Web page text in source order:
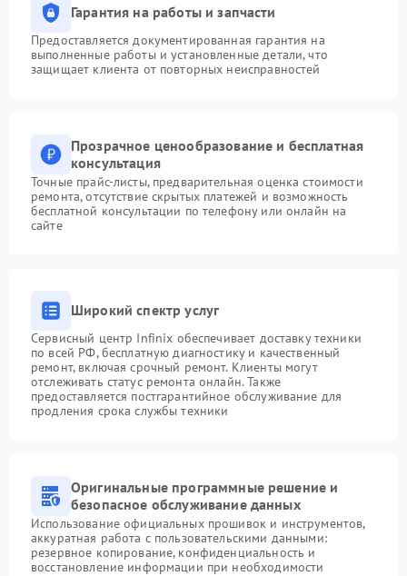
Гарантия на работы и запчасти
Предоставляется документированная гарантия на
выполненные работы и установленные детали, что
защищает клиента от повторных неисправностей
Прозрачное ценообразование и бесплатная
консультация
Точные прайс-листы, предварительная оценка стоимости
ремонта, отсутствие скрытых платежей и возможность
бесплатной консультации по телефону или онлайн на
сайте
Широкий спектр услуг
Сервисный центр Infinix обеспечивает доставку техники
по всей РФ, бесплатную диагностику и качественный
ремонт, включая срочный ремонт. Клиенты могут
отслеживать статус ремонта онлайн. Также
предоставляется постгарантийное обслуживание для
продления срока службы техники
Оригинальные программные решение и
безопасное обслуживание данных
Использование официальных прошивок и инструментов,
аккуратная работа с пользовательскими данными:
резервное копирование, конфиденциальность и
восстановление информации при необходимости